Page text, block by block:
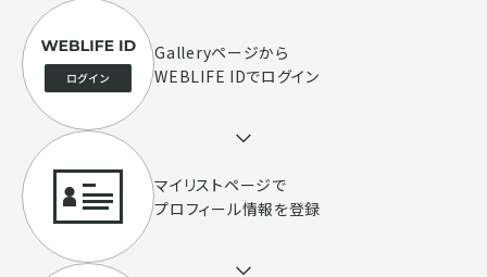
Galleryページから
WEBLIFE IDでログイン
マイリストページで
プロフィール情報を登録